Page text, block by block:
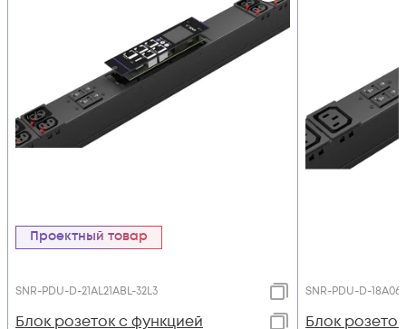
Проектный товар
SNR-PDU-D-21AL21ABL-32L3
Блок розеток с функцией
SNR-PDU-D-
Блок